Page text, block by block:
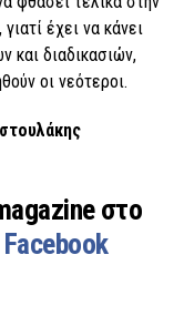
έχει να κάνει
και διαδικασιών,
οι νεότεροι.
στο
Facebook